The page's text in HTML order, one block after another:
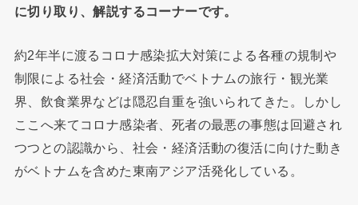
に切り取り、解説するコーナーです。
約2年半に渡るコロナ感染拡大対策による各種の規制や
制限による社会・経済活動でベトナムの旅行・観光業
界、飲食業界などは隠忍自重を強いられてきた。しかし
ここへ来てコロナ感染者、死者の最悪の事態は回避され
つつとの認識から、社会・経済活動の復活に向けた動き
がベトナムを含めた東南アジア活発化している。